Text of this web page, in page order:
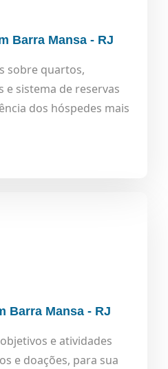
Barra Mansa - RJ
sobre quartos,
e sistema de reservas
dos hóspedes mais
Barra Mansa - RJ
e atividades
e doações, para sua